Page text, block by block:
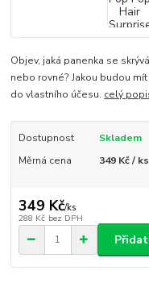
Objev, jaká panenka se
nebo rovné? Jakou budou
do vlastního účesu. celý
Dostupnost
Skladem
Měrná cena
349 Kč / ks
349 Kč/ks
288 Kč bez DPH